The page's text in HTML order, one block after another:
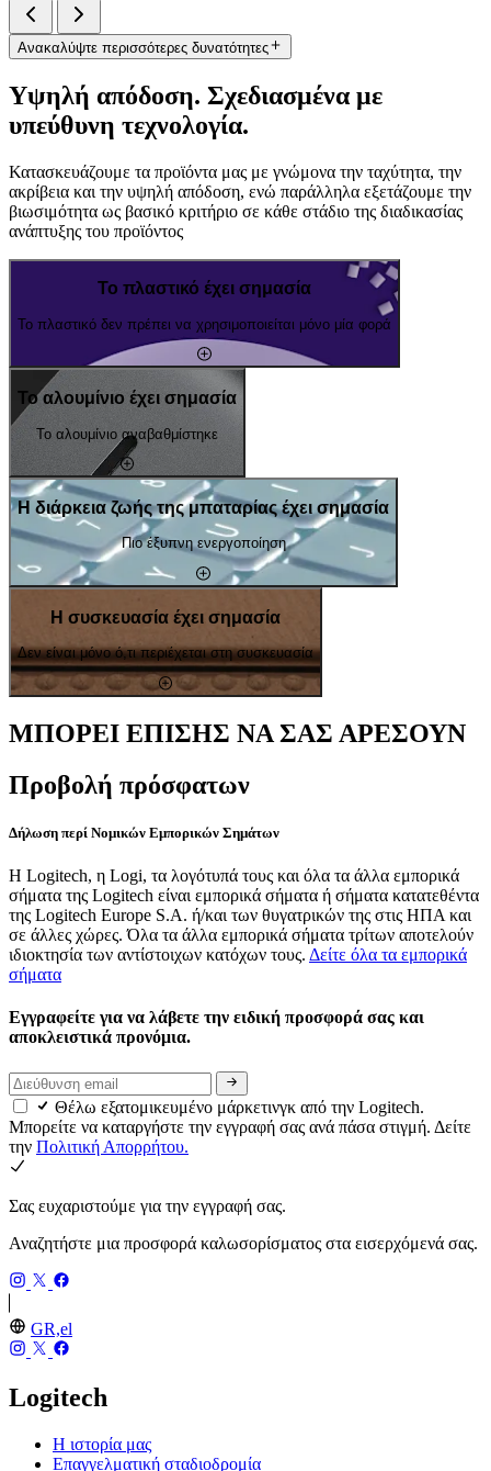
Ανακαλύψτε περισσότερες δυνατότητες
Υψηλή απόδοση. Σχεδιασμένα με
υπεύθυνη τεχνολογία.
Κατασκευάζουμε τα προϊόντα μας με γνώμονα την ταχύτητα, την
ακρίβεια και την υψηλή απόδοση, ενώ παράλληλα εξετάζουμε την
βιωσιμότητα ως βασικό κριτήριο σε κάθε στάδιο της διαδικασίας
ανάπτυξης του προϊόντος
Το πλαστικό έχει σημασία
Το πλαστικό δεν πρέπει να χρησιμοποιείται μόνο μία φορά
Το αλουμίνιο έχει σημασία
Το αλουμίνιο αναβαθμίστηκε
Η διάρκεια ζωής της μπαταρίας έχει σημασία
Πιο έξυπνη ενεργοποίηση
Η συσκευασία έχει σημασία
Δεν είναι μόνο ό,τι περιέχεται στη συσκευασία
ΜΠΟΡΕΙ ΕΠΙΣΗΣ ΝΑ ΣΑΣ ΑΡΕΣΟΥΝ
Προβολή πρόσφατων
Δήλωση περί Νομικών Εμπορικών Σημάτων
Η Logitech, η Logi, τα λογότυπά τους και όλα τα άλλα εμπορικά
σήματα της Logitech είναι εμπορικά σήματα ή σήματα κατατεθέντα
της Logitech Europe S.A. ή/και των θυγατρικών της στις ΗΠΑ και
σε άλλες χώρες. Όλα τα άλλα εμπορικά σήματα τρίτων αποτελούν
ιδιοκτησία των αντίστοιχων κατόχων τους. Δείτε όλα τα εμπορικά
σήματα
Εγγραφείτε για να λάβετε την ειδική προσφορά σας και
αποκλειστικά προνόμια.
Θέλω εξατομικευμένο μάρκετινγκ από την Logitech.
Μπορείτε να καταργήστε την εγγραφή σας ανά πάσα στιγμή. Δείτε
την Πολιτική Απορρήτου.
Σας ευχαριστούμε για την εγγραφή σας.
Αναζητήστε μια προσφορά καλωσορίσματος στα εισερχόμενά σας.
GR,el
Logitech
Η ιστορία μας
Επαγγελματική σταδιοδρομία